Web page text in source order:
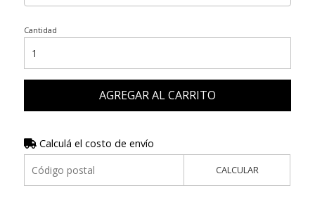
Cantidad
AGREGAR AL CARRITO
Calculá el costo de envío
CALCULAR